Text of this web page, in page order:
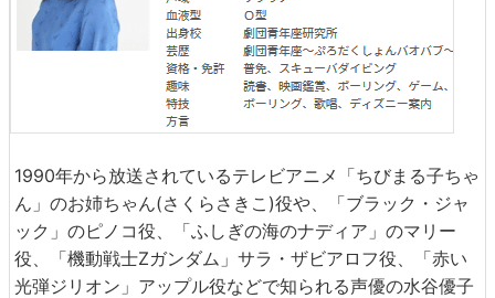
1990年から放送されているテレビアニメ「ちびまる子ちゃ
ん」のお姉ちゃん(さくらさきこ)役や、「ブラック・ジャ
ック」のピノコ役、「ふしぎの海のナディア」のマリー
役、「機動戦士Ζガンダム」サラ・ザビアロフ役、「赤い
光弾ジリオン」アップル役などで知られる声優の水谷優子